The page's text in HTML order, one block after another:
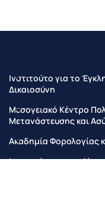
Ινστιτούτο για το
Δικαιοσύνη
Μεσογειακό Κέντρο
Μετανάστευσης και
Ακαδημία Φορολογίας
Ινστιτούτο για το